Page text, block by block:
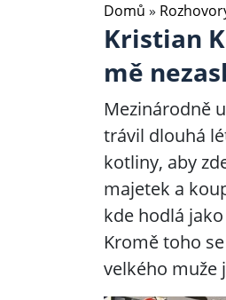
Domů »
Kristian
mě
Mezinárodně
trávil dlouhá
kotliny, aby
majetek a
kde hodlá
Kromě toho
velkého muže